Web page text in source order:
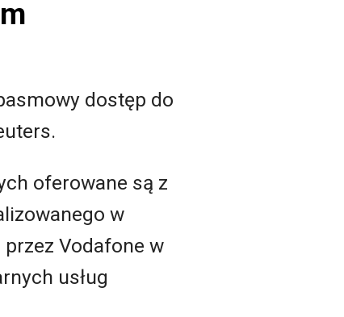
dostęp do
oferowane są z
w
Vodafone w
usług